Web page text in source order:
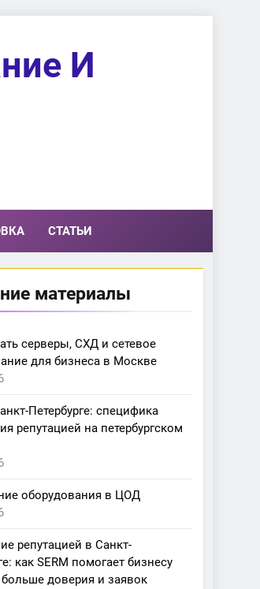
И
СТАТЬИ
материалы
серверы, СХД и сетевое
для бизнеса в Москве
Петербурге: специфика
репутацией на петербургском
оборудования в ЦОД
репутацией в Санкт-
как SERM помогает бизнесу
больше доверия и заявок